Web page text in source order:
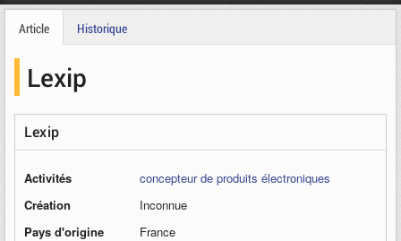
Article Historique
Lexip
Lexip
Activités
concepteur de produits électroniques
Création
Inconnue
Pays d'origine
France